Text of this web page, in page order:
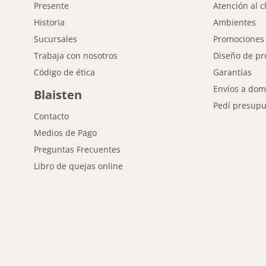
Presente
Historia
Sucursales
Trabaja con nosotros
Código de ética
Blaisten
Contacto
Medios de Pago
Preguntas Frecuentes
Libro de quejas online
Atención al
Ambientes
Promociones
Diseño de
Garantías
Envíos a
Pedí